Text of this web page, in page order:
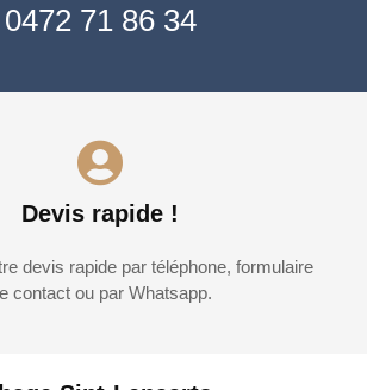
0472 71 86 34
Devis rapide !
devis rapide par téléphone, formulaire
contact ou par Whatsapp.